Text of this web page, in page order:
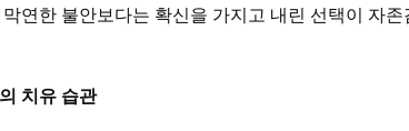
연한 불안보다는 확신을 가지고 내린 선택이 자
치유 습관